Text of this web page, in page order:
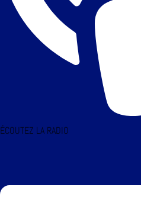
ÉCOUTEZ LA RADIO